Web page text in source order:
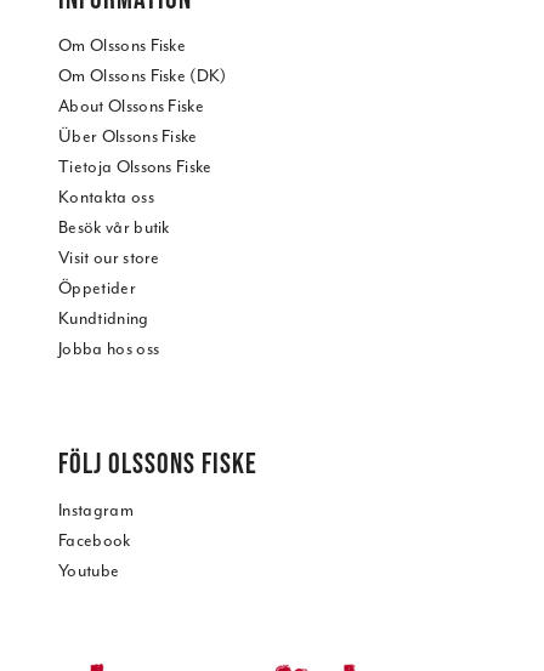
Om Olssons Fiske
Om Olssons Fiske (DK)
About Olssons Fiske
Über Olssons Fiske
Tietoja Olssons Fiske
Kontakta oss
Besök vår butik
Visit our store
Öppetider
Kundtidning
Jobba hos oss
FÖLJ OLSSONS FISKE
Instagram
Facebook
Youtube